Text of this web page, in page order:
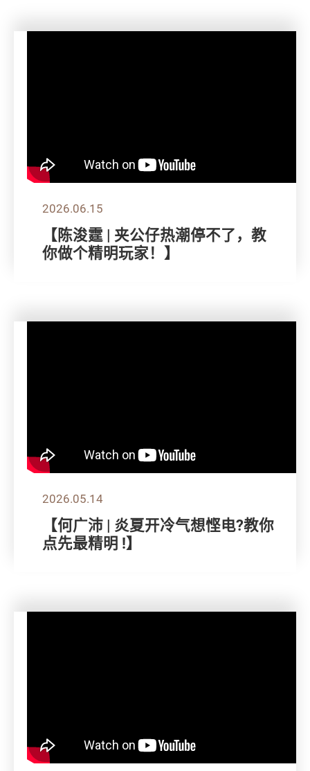
2026.06.15
【陈浚霆 | 夹公仔热潮停不了，教
你做个精明玩家！】
2026.05.14
【何广沛 | 炎夏开冷气想悭电?教你
点先最精明 !】